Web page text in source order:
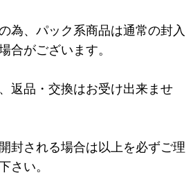
為、パック系商品は通常の封入
合がございます。
返品・交換はお受け出来ませ
封される場合は以上を必ずご理
さい。